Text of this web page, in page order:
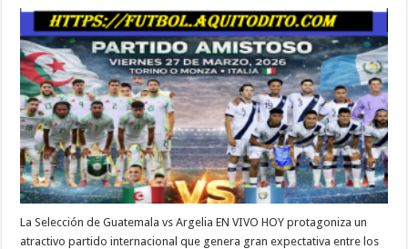
La Selección de Guatemala vs Argelia EN VIVO HOY protagoniza un
atractivo partido internacional que genera gran expectativa entre los